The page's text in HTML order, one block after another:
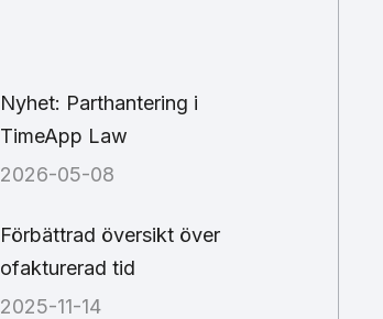
Nyhet: Parthantering i
TimeApp Law
2026-05-08
Förbättrad översikt över
ofakturerad tid
2025-11-14